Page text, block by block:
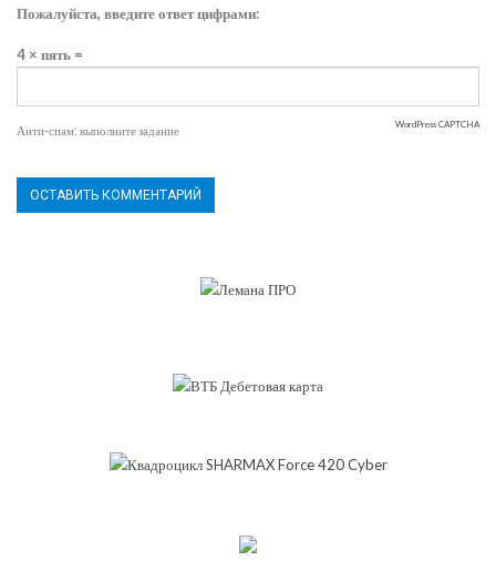
Пожалуйста, введите ответ цифрами:
4 × пять =
Анти-спам: выполните задание WordPress CAPTCHA